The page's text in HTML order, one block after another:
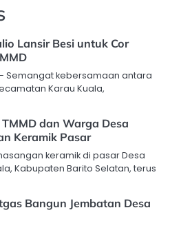
Lansir Besi untuk Cor
Semangat kebersamaan antara
Karau Kuala,
dan Warga Desa
Keramik Pasar
keramik di pasar Desa
Kabupaten Barito Selatan, terus
Bangun Jembatan Desa